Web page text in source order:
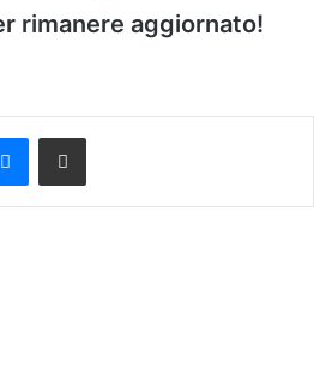
rimanere aggiornato!
Messenger
Condividi via Email